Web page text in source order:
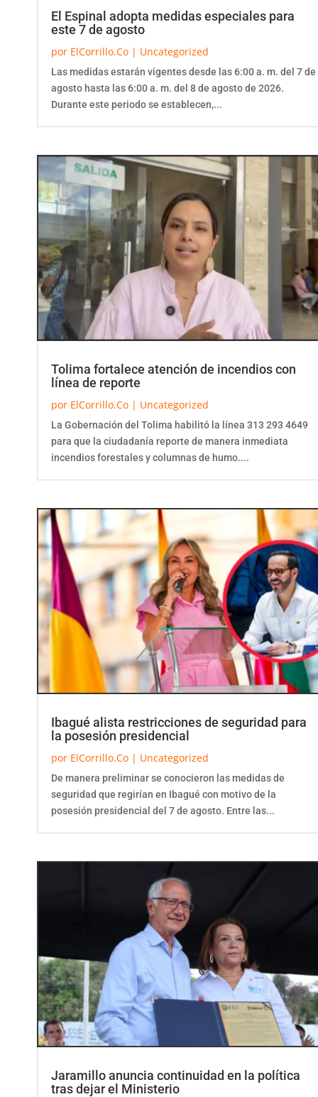
El Espinal adopta medidas especiales para
este 7 de agosto
por ElCorrillo.Co | Uncategorized
Las medidas estarán vigentes desde las 6:00 a. m. del 7 de
agosto hasta las 6:00 a. m. del 8 de agosto de 2026.
Durante este periodo se establecen,...
Tolima fortalece atención de incendios con
línea de reporte
por ElCorrillo.Co | Uncategorized
La Gobernación del Tolima habilitó la línea 313 293 4649
para que la ciudadanía reporte de manera inmediata
incendios forestales y columnas de humo....
Ibagué alista restricciones de seguridad para
la posesión presidencial
por ElCorrillo.Co | Uncategorized
De manera preliminar se conocieron las medidas de
seguridad que regirían en Ibagué con motivo de la
posesión presidencial del 7 de agosto. Entre las...
Jaramillo anuncia continuidad en la política
tras dejar el Ministerio